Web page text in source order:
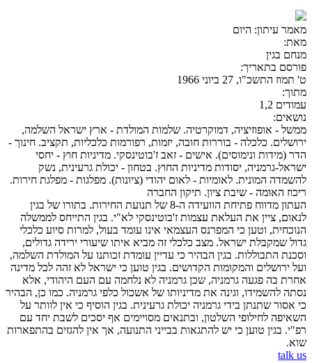
מאמר עיתון: היום
מאת:
מנחם בגין
פורסם בתאריך:
ט' תמוז התשכ"ו, 27 ביוני 1966
מתוך:
עמודים 1,2
נושאים:
ממשל - אופוזיציה, דמוקרטיה. שלמות המולדת - ארץ ישראל השלמה,
ירושלים. כלכלה - בוררות חובה, יזמות, רפורמות כלכליות, תקציב. חינוך -
הדר (מידות ונימוסים). אישים - זאב ז'בוטינסקי. מדיניות חוץ - יחסי
ישראל-גרמניה, יסודות מדיניות החוץ. בטחון - יכולת גרעינית, נשק
להשמדה המונית. לאומיות - לאום יהודי (ציונות). מפלגות - מפלגת חירות.
ריכוז האומה - שיבת ציון. תיקון החברה
העתון מדווח פתיחת הוועידה ה-8 של תנועת החירות. בתורו של בגין
לנאום, ציין את העלאת עצמות ז'בוטינסקי לא"י. בגין התייחס לממשלה
הנוכחית, וטען כי המפרנס העצמאי אינו עומד בעול, למרות סיוע כלכלי
גדול שמקבלת ישראל. מצב כלכלי זה מביא איתו שיעורי ירידה גדולים,
וסכנת התבוללות. בגין הבהיר כי עדיין עומדת זכותנו על המולדת השלמה,
ועל ירושלים והמקומות הקדושים. בגין טוען כי ישראל לא זהה לכל מדינה
אחרת בה פגעה גרמניה, שכן גרמניה לא נלחמה עם העם היהודי, אלא
נסתה להשמידו, וגינה את מדיניותו של אשכול כלפי גרמניה. כמו כן, הבהיר
כי אסור שתנתן בידי גרמניה יכולת גרעינית. בגין הוסיף כי אין לוותר על
השאיפה לחילופי השלטון, ובתנאים מסויימים אף יסכים לשבת יחד עם
רפ"י. בגין טוען כי יש להתגאות בבייני התנועה, אך אין להגזים בהתפארות
שוא.
talk us